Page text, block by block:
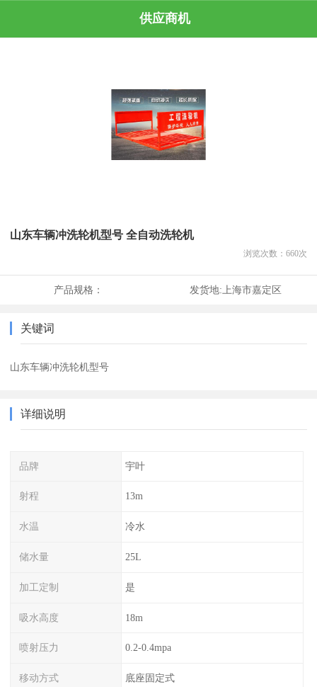
供应商机
山东车辆冲洗轮机型号 全自动洗轮机
浏览次数： 660次
产品规格： 发货地:上海市嘉定区
关键词
山东车辆冲洗轮机型号
详细说明
品牌 宇叶
射程 13m
水温 冷水
储水量 25L
加工定制 是
吸水高度 18m
喷射压力 0.2-0.4mpa
移动方式 底座固定式